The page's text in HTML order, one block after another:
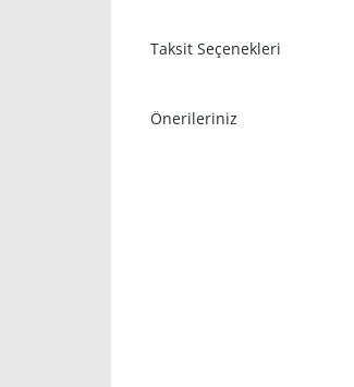
Taksit Seçenekleri
Önerileriniz